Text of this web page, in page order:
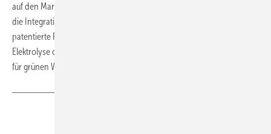
auf den Markt gebracht. Das modulare und skalierbare System sei für
die Integration in große industrielle Wasserstoffanlagen ausgelegt. Die
patentierte PEM-Technologie des Unternehmens soll die Effizienz der
Elektrolyse deutlich steigern und gleichzeitig die Produktionskosten
für grünen Wasserstoff senken.